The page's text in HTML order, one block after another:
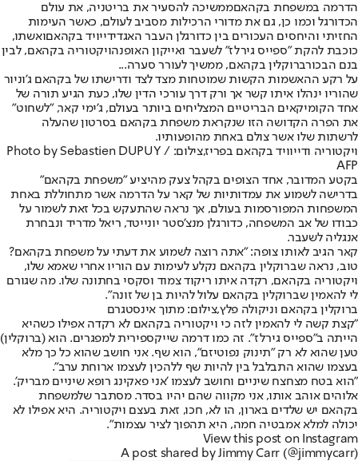
הדרמה במשפחת בקהאםממשיכה להסעיר את בריטניה, את עולם
הכדורגל וכמו כן, גם את מדורי הרכילות מסביב לעולם, כאשר העימות
החזיתי והיחסים העכורים בין כדורגלן העבר האגדידייויד בקהאםואשתו,
כוכבת להקת "ספייס גירלז" לשעבר ואייקון האופנהויקטוריה בקהאם, לבין
בנם הבכורברוקלין בקהאם, ממשיך לעורר סערה...
על רקע ההאשמות הקשות שמוטחות מצד לצד ודרישתו של בקהאם ג'וניור
שהוריו ינהלו איתו קשר אך ורק דרך עורכי הדין שלו, כעת הגיע תורה של
אחד הקומיקאים הבריטיים המצליחים ביותר בעולם, ג'ימי קאר, "לשחוט"
את הפרה הקדושה הזו שנקראת משפחת בקהאם בסרטון שהעלה
לרשתות שלו אשר צולם באחת מהופעותיו.
ויקטוריה ודייוויד בקהאם בפריז,צילום: Photo by Sebastien DUPUY /
AFP
בקטע המדובר, אחד הצופים בקהל צעק מהיציע "משפחת בקהאם"
בדרישה לשמוע את עמדותיות של קאר על הדרמה אשר מתחוללת באחת
המשפחות המפורסמות בעולם, אך נראה שהתעקש בכל זאת לשמור על
כבודו של אב המשפחה, כדורגלן מנצ'סטר יונייטד, ריאל מדריד ונבחרת
אנגליה לשעבר.
קאר הגיב לאותו צופה: "אתה רוצה לשמוע את דעתי על משפחת בקהאם?
טוב, נראה שברוקלין בקהאם נקלע לעימות עם הוריו אחרי שאמא שלו,
ויקטוריה בקהאם, רקדה איתו ריקוד צמוד וסקסי בחתונה שלו. מה שגורם
לי להאמין שברוקלין בקהאם עלול להיות בן של זונה".
ברוקלין בקהאם וניקולה פלץ,צילום: מתוך אינסטגרם
"קצת קשה לי להאמין לזה כי ויקטוריה בקהאם לא רקדה אפילו כשהיא
הייתה ב"ספייס גירלז". זה כמו דרמה שייקספירית למפגרים. הוא (ברוקלין)
טען שהוא לא רק "תינוק נפוטיזם", הוא שף. אני חושב שהוא כל כך מלא
בעצמו שהוא התבלבל בין להיות שף ללהכין לעצמו ארוחת ערב".
"הוא בטח מצחצח שיניים וחושב לעצמו 'אני פאקינג רופא שיניים מבריק'.
אלוהים אוהב אותו, אני מקווה שהם יהיו בסדר. מסתבר שלמשפחת
בקהאם יש שלדים בארון, הו לא, חכו, זאת בעצם ויקטוריה. היא אפילו לא
יכולה למלא אמבטיה חמה, היא תהפוך לציר עצמות".
View this post on Instagram
A post shared by Jimmy Carr (@jimmycarr)